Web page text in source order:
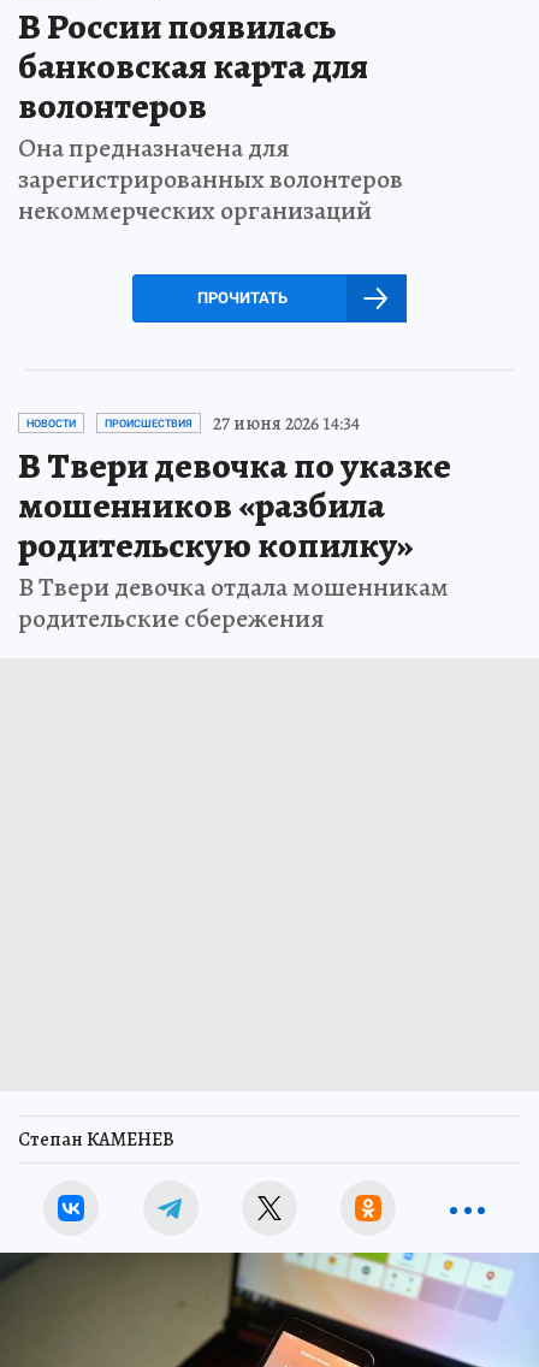
В России появилась
банковская карта для
волонтеров
Она предназначена для
зарегистрированных волонтеров
некоммерческих организаций
ПРОЧИТАТЬ
НОВОСТИ ПРОИСШЕСТВИЯ 27 июня 2026 14:34
В Твери девочка по указке
мошенников «разбила
родительскую копилку»
В Твери девочка отдала мошенникам
родительские сбережения
Степан КАМЕНЕВ